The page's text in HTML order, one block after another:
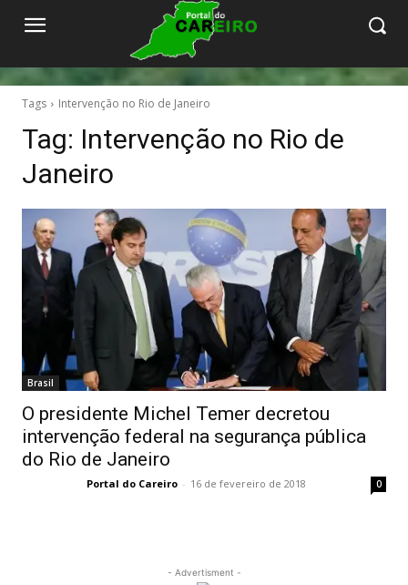
Tags Intervenção no Rio de Janeiro
Tag: Intervenção no Rio de
Janeiro
Brasil
O presidente Michel Temer decretou
intervenção federal na segurança pública
do Rio de Janeiro
Portal do Careiro - 16 de fevereiro de 2018 0
- Advertisment -